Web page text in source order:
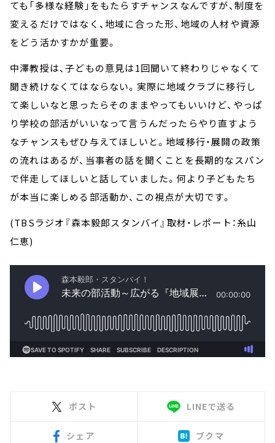
ても「多様な経験」をもたらすチャンスなんですが、制度を
変えるだけではなく、地域に合った形、地域の人材や資源
をどう活かすかが重要。
中澤教授は、子どもの意見は1回聞いて終わりじゃなくて
聞き続けなくてはならない。実際に地域クラブに移行し
て楽しいなと思ったらそのままやってもいいけど、やっぱ
り学校の部活がいいなって言うんだったらやり直すよう
なチャンスもぜひ与えてほしいと。地域移行・展開の政策
の流れはあるが、当事者の話を聞くことを長期的なスパン
で伴走してほしいと話していました。何より子どもたち
が本当に楽しめる部活動か、この視点が大切です。
(TBSラジオ『森本毅郎スタンバイ』取材・レポート：糸山
仁恵)
ポスト LINEで送る
シェア ブクマ